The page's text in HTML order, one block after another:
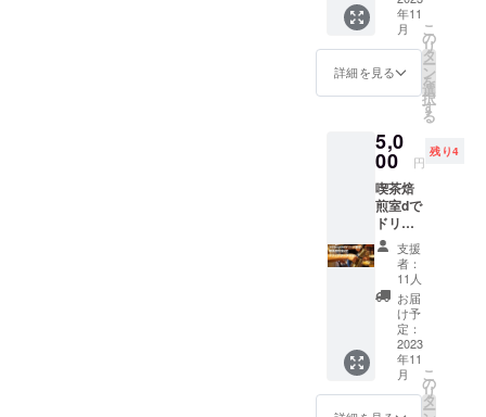
たラベ
ルや注
意書き
をご確
喫茶限
定のラ
テもお
選びい
ていま
す。 ※
ご利用
いただ
くタイ
ミング
で内容
は一部
変更と
なる可
能性が
ありま
すこと
予めご
了承く
ださ
ヒーチ
ケット8
杯分で
す。
【チ
ケット
ニュー
】 ド
リップ
コー
ヒー
(ホッ
ト・ア
イス) カ
フェオ
レ(ホッ
ト・ア
イス) ハ
ニーカ
フェオ
レ(ホッ
ト・ア
年11
月
詳細を見る
こ
の
リ
タ
ー
ン
を
選
択
す
る
5,0
00 円
残り4
喫茶焙
煎室dで
ドリッ
プコー
ヒー
ワーク
ショッ
プに参
加する
権利。
DONGR
EEの通
常のド
支援
者：
11人
お届
け予
定：
2023
年11
月
こ
の
リ
タ
ー